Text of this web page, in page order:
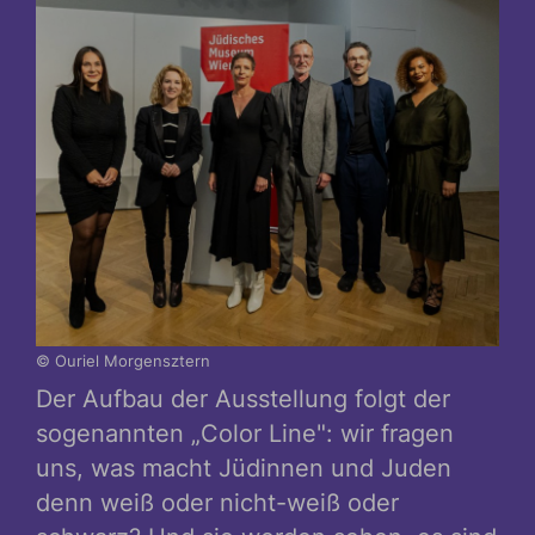
© Ouriel Morgensztern
Der Aufbau der Ausstellung folgt der
sogenannten „Color Line": wir fragen
uns, was macht Jüdinnen und Juden
denn weiß oder nicht-weiß oder